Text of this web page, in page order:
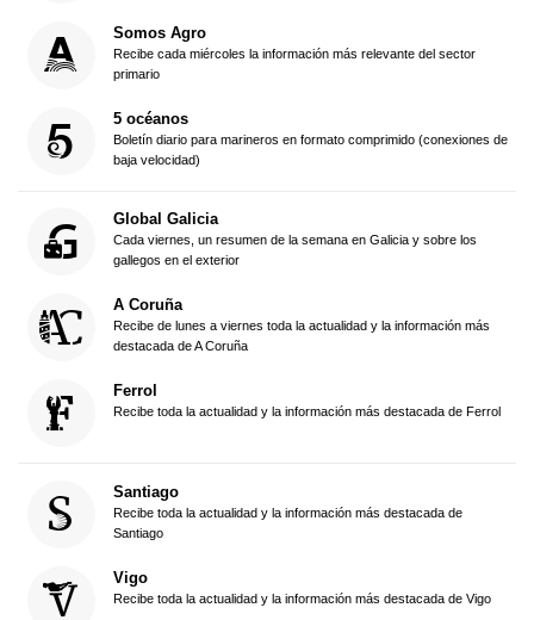
Somos Agro
Recibe cada miércoles la información más relevante del sector
primario
5 océanos
Boletín diario para marineros en formato comprimido (conexiones de
baja velocidad)
Global Galicia
Cada viernes, un resumen de la semana en Galicia y sobre los
gallegos en el exterior
A Coruña
Recibe de lunes a viernes toda la actualidad y la información más
destacada de A Coruña
Ferrol
Recibe toda la actualidad y la información más destacada de Ferrol
Santiago
Recibe toda la actualidad y la información más destacada de
Santiago
Vigo
Recibe toda la actualidad y la información más destacada de Vigo